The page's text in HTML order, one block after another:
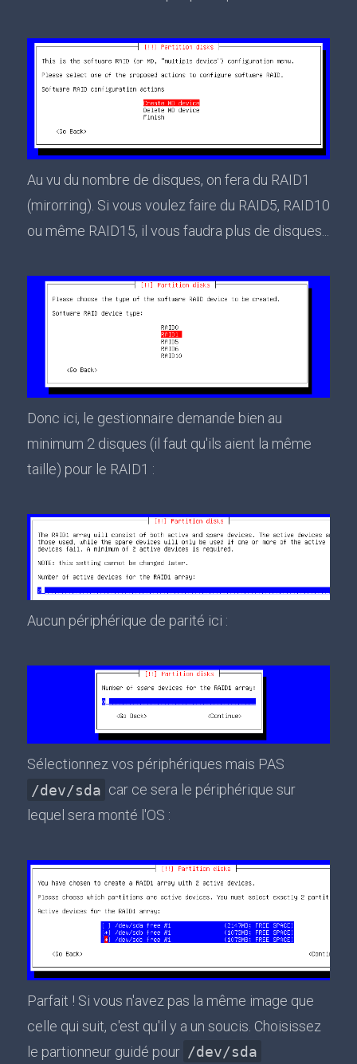
Au vu du nombre de disques, on fera du RAID1
(mirorring). Si vous voulez faire du RAID5, RAID10
ou même RAID15, il vous faudra plus de disques...
Donc ici, le gestionnaire demande bien au
minimum 2 disques (il faut qu'ils aient la même
taille) pour le RAID1 :
Aucun périphérique de parité ici :
Sélectionnez vos périphériques mais PAS
/dev/sda car ce sera le périphérique sur
lequel sera monté l'OS :
Parfait ! Si vous n'avez pas la même image que
celle qui suit, c'est qu'il y a un soucis. Choisissez
le partionneur guidé pour /dev/sda